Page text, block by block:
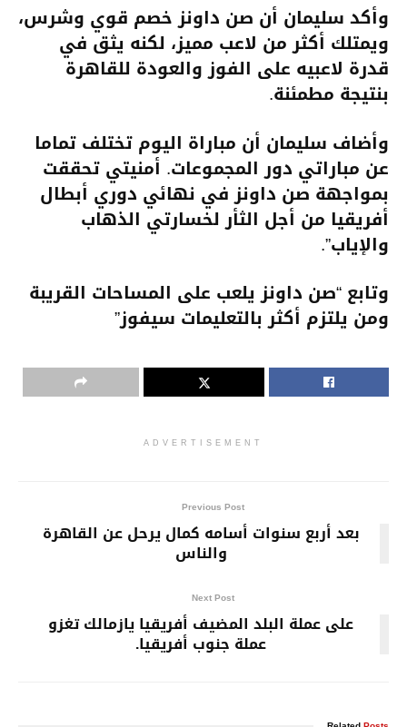
وأكد سليمان أن ‏صن داونز خصم قوي وشرس،
ويمتلك أكثر من لاعب مميز، لكنه يثق في
قدرة لاعبيه على الفوز والعودة للقاهرة
بنتيجة مطمئنة.
وأضاف سليمان أن مباراة اليوم تختلف تماما
عن مباراتي دور المجموعات. أمنيتي تحققت
بمواجهة صن داونز في نهائي دوري أبطال
أفريقيا من أجل الثأر لخسارتي الذهاب
والإياب”.
وتابع “صن داونز يلعب على المساحات القريبة
ومن يلتزم أكثر بالتعليمات سيفوز”
ADVERTISEMENT
Previous Post
بعد أربع سنوات أسامه كمال يرحل عن القاهرة
والناس
Next Post
على عملة البلد المضيف أفريقيا يازمالك تغزو
عملة جنوب أفريقيا.